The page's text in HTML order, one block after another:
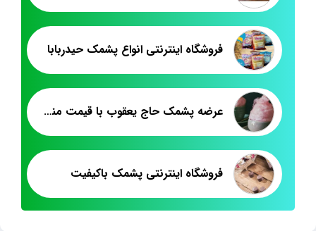
فروشگاه اینترنتی انواع پشمک حیدربابا
عرضه پشمک حاج يعقوب با قيمت مناسب
فروشگاه اینترنتی پشمک باکیفیت